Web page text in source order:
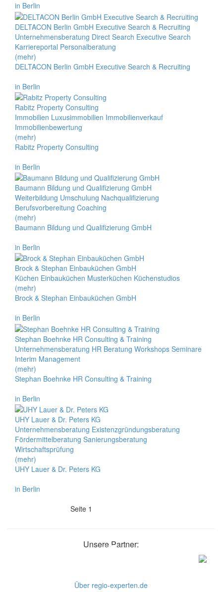
in Berlin
DELTACON Berlin GmbH Executive Search & Recruiting
Unternehmensberatung Direct Search Executive Search
Karriereportal Personalberatung
(mehr)
DELTACON Berlin GmbH Executive Search & Recruiting
in Berlin
Rabitz Property Consulting
Immobilien Luxusimmobilien Immobilienverkauf
Immobilienbewertung
(mehr)
Rabitz Property Consulting
in Berlin
Baumann Bildung und Qualifizierung GmbH
Weiterbildung Umschulung Nachqualifizierung
Berufsvorbereitung Coaching
(mehr)
Baumann Bildung und Qualifizierung GmbH
in Berlin
Brock & Stephan Einbauküchen GmbH
Küchen Einbauküchen Musterküchen Küchenstudios
(mehr)
Brock & Stephan Einbauküchen GmbH
in Berlin
Stephan Boehnke HR Consulting & Training
Unternehmensberatung HR Beratung Workshops Seminare
Interim Management
(mehr)
Stephan Boehnke HR Consulting & Training
in Berlin
UHY Lauer & Dr. Peters KG
Unternehmensberatung Existenzgründungsberatung
Fördermittelberatung Sanierungsberatung
Wirtschaftsprüfung
(mehr)
UHY Lauer & Dr. Peters KG
in Berlin
Seite 1
Unsere Partner:
Über regio-experten.de